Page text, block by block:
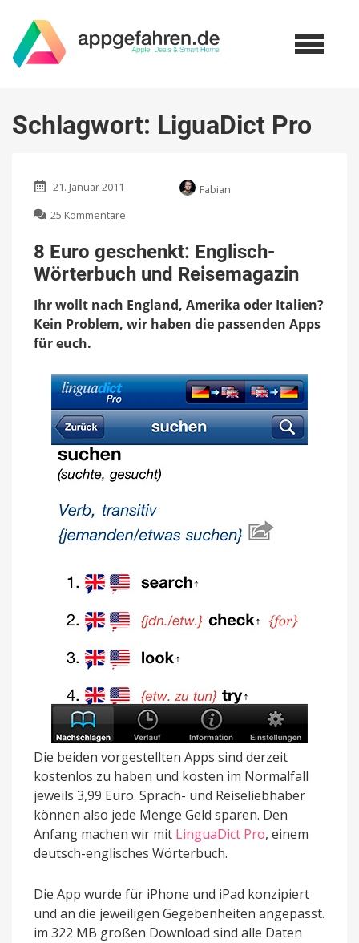
Schlagwort: LiguaDict Pro
21. Januar 2011
Fabian
25 Kommentare
Euro
geschenkt:
Englisch-
und
Reisemagazin
8 Euro geschenkt: Englisch-
Wörterbuch und Reisemagazin
Ihr wollt nach England, Amerika oder Italien?
Kein Problem, wir haben die passenden Apps
für euch.
Die beiden vorgestellten Apps sind derzeit
kostenlos zu haben und kosten im Normalfall
jeweils 3,99 Euro. Sprach- und Reiseliebhaber
können also jede Menge Geld sparen. Den
Anfang machen wir mit LinguaDict Pro, einem
deutsch-englisches Wörterbuch.
Die App wurde für iPhone und iPad konzipiert
und an die jeweiligen Gegebenheiten angepasst.
im 322 MB großen Download sind alle Daten